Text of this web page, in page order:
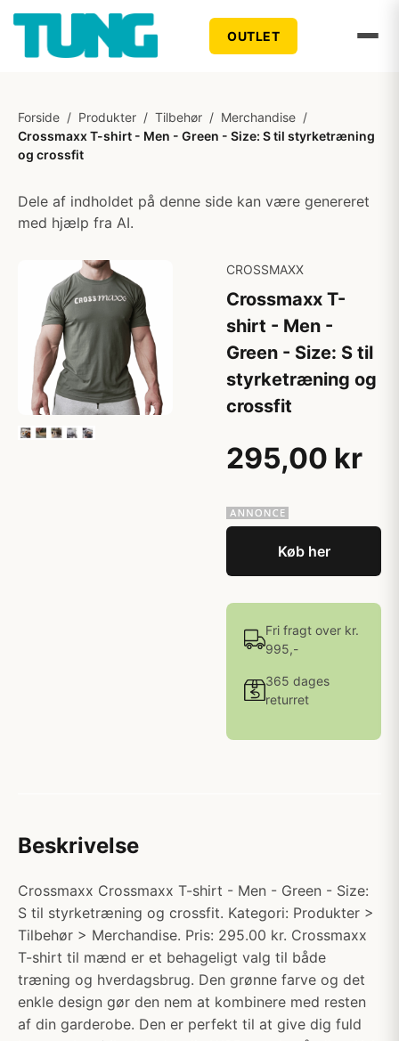
OUTLET
Forside / Produkter / Tilbehør / Merchandise /
Crossmaxx T-shirt - Men - Green - Size: S til styrketræning
og crossfit
Dele af indholdet på denne side kan være genereret
med hjælp fra AI.
CROSSMAXX
Crossmaxx T-
shirt - Men -
Green - Size: S til
styrketræning og
crossfit
295,00 kr
Køb her
Fri fragt over kr.
995,-
365 dages
returret
Beskrivelse
Crossmaxx Crossmaxx T-shirt - Men - Green - Size:
S til styrketræning og crossfit. Kategori: Produkter >
Tilbehør > Merchandise. Pris: 295.00 kr. Crossmaxx
T-shirt til mænd er et behageligt valg til både
træning og hverdagsbrug. Den grønne farve og det
enkle design gør den nem at kombinere med resten
af din garderobe. Den er perfekt til at give dig fuld